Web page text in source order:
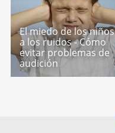
El miedo de los niños
a los ruidos - Cómo
evitar problemas de
audición